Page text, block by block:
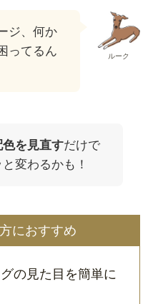
ルーク
ジ、何か
ってるん
色を見直すだけで
変わるかも！
におすすめ
の見た目を簡単に